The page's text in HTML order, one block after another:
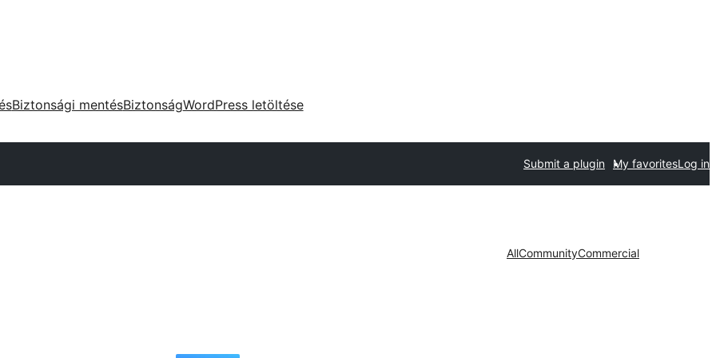
Biztonsági mentésBiztonságWordPress letöltése
Submit a plugin My favoritesLog in
AllCommunityCommercial